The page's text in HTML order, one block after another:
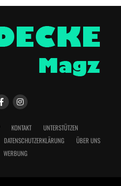
KONTAKT
UNTERSTÜTZEN
DATENSCHUTZERKLÄRUNG
ÜBER UNS
WERBUNG